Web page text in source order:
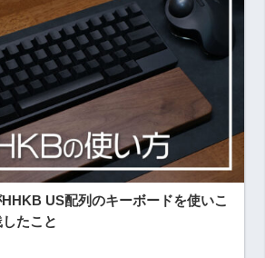
US配列のキーボードを使いこ
たこと